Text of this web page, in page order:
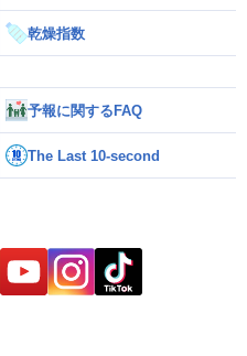
乾燥指数
予報に関するFAQ
The Last 10-second